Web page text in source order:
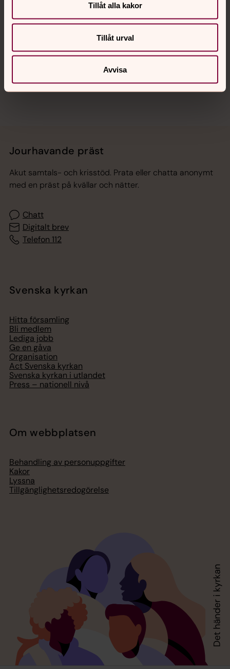
Tillåt alla kakor
Tillåt urval
Avvisa
Jourhavande präst
Akut samtals- och krisstöd. Prata eller chatta anonymt
med en präst på kvällar och nätter.
Chatt
Digitalt brev
Telefon 112
Svenska kyrkan
Hitta församling
Bli medlem
Lediga jobb
Ge en gåva
Organisation
Act Svenska kyrkan
Svenska kyrkan i utlandet
Press – nationell nivå
Om webbplatsen
Behandling av personuppgifter
Kakor
Lyssna
Tillgänglighetsredogörelse